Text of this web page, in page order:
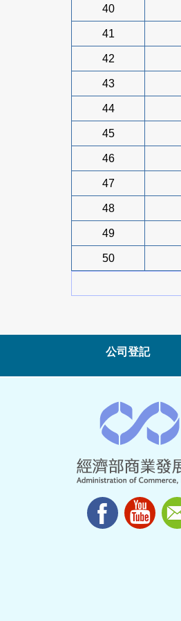
40
41
42
43
44
45
46
47
48
49
50
公司登記